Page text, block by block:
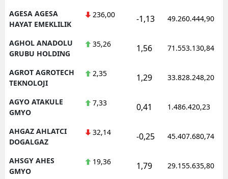
AGESA AGESA
HAYAT EMEKLILIK
236,00 -1,13 49.260.444,90
AGHOL ANADOLU
GRUBU HOLDING
35,26 1,56 71.553.130,84
AGROT AGROTECH
TEKNOLOJI
2,35 1,29 33.828.248,20
AGYO ATAKULE
GMYO
7,33 0,41 1.486.420,23
AHGAZ AHLATCI
DOGALGAZ
32,14 -0,25 45.407.680,74
AHSGY AHES
GMYO
19,36 1,79 29.155.635,80